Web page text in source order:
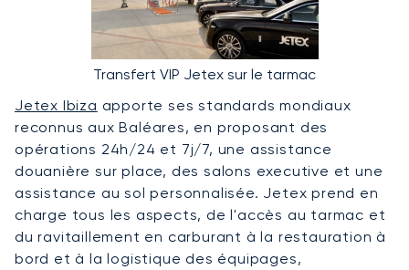
Transfert VIP Jetex sur le tarmac
Jetex Ibiza apporte ses standards mondiaux
reconnus aux Baléares, en proposant des
opérations 24h/24 et 7j/7, une assistance
douanière sur place, des salons executive et une
assistance au sol personnalisée. Jetex prend en
charge tous les aspects, de l'accès au tarmac et
du ravitaillement en carburant à la restauration à
bord et à la logistique des équipages,